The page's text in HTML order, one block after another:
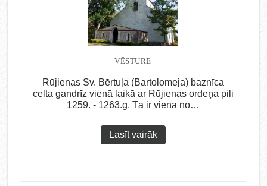
VĒSTURE
Rūjienas Sv. Bērtuļa (Bartolomeja) baznīca
celta gandrīz vienā laikā ar Rūjienas ordeņa pili
1259. - 1263.g. Tā ir viena no…
Lasīt vairāk